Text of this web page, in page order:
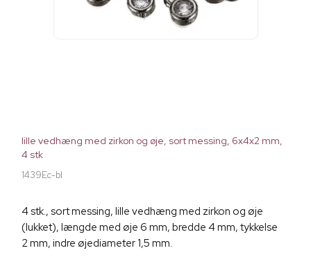
lille vedhæng med zirkon og øje, sort messing, 6x4x2 mm,
4 stk
1439Ec-bl
4 stk., sort messing, lille vedhæng med zirkon og øje
(lukket), længde med øje 6 mm, bredde 4 mm, tykkelse
2 mm, indre øjediameter 1,5 mm.